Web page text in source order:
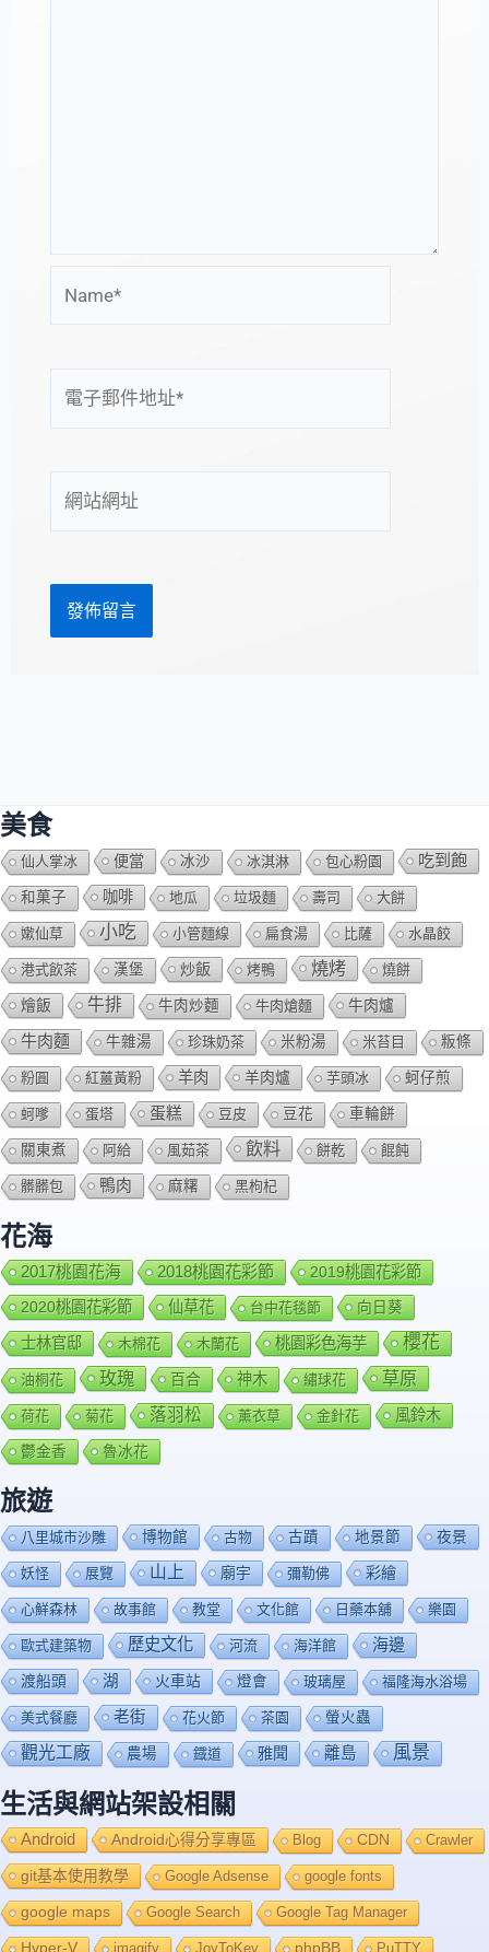
子
地
站
美食
仙人掌冰 便當 冰沙 冰淇淋 包心粉園 吃到飽
和菓子 咖啡 地瓜 垃圾麵 壽司 大餅
嫰仙草 小吃 小管麵線 扁食湯 比薩 水晶餃
港式飲茶 漢堡 炒飯 烤鴨 燒烤 燒餅
燴飯 牛排 牛肉炒麵 牛肉熗麵 牛肉爐
牛肉麵 牛雜湯 珍珠奶茶 米粉湯 米苔目 粄條
粉圓 紅薑黃粉 羊肉 羊肉爐 芋頭冰 蚵仔煎
蚵嗲 蛋塔 蛋糕 豆皮 豆花 車輪餅
關東煮 阿給 風茹茶 飲料 餅乾 餛飩
髒髒包 鴨肉 麻糬 黑枸杞
花海
2017桃園花海 2018桃園花彩節
2019桃園花彩節
2020桃園花彩節
仙草花 台中花毯節 向日葵
士林官邸 木棉花 木蘭花 桃園彩色海芋 櫻花
油桐花 玫瑰 百合 神木 繡球花 草原
荷花 菊花 落羽松 薰衣草 金針花 風鈴木
鬱金香 魯冰花
旅遊
八里城市沙雕 博物館 古物 古蹟 地景節 夜景
妖怪 展覽 山上 廟宇 彌勒佛 彩繪
心鮮森林 故事館 教堂 文化館 日藥本舖 樂園
歐式建築物 歷史文化 河流 海洋館 海邊
渡船頭 湖 火車站 燈會 玻璃屋 福隆海水浴場
美式餐廳 老街 花火節 茶園 螢火蟲
觀光工廠 農場 鐡道 雅聞 離島 風景
生活與網站架設相關
Android Android心得分享專區 Blog CDN Crawler
git基本使用教學 Google Adsense google fonts
google maps Google Search Google Tag Manager
Hyper-V imagify JoyToKey phpBB PuTTY